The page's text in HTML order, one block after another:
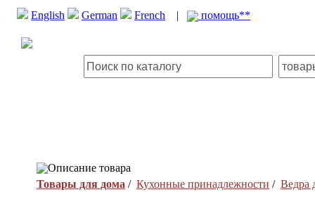
English German French | помощь**
Описание товара
Товары для дома / Кухонные принадлежности / Ведра